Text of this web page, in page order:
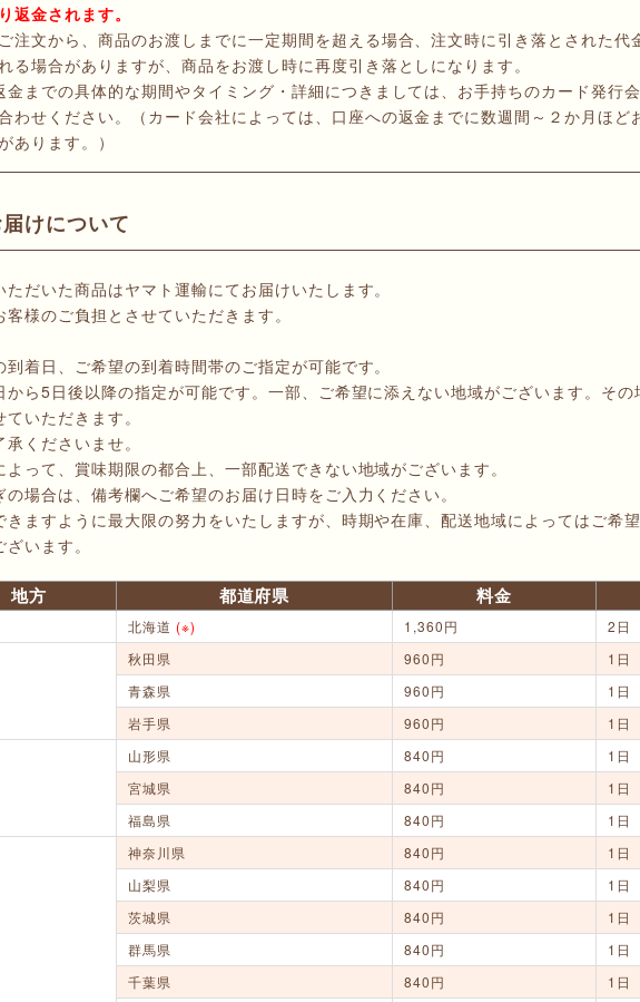
返金されます。
ご注文から、商品のお渡しまでに一定期間を超える場合、注文時に引き落とされた代
る場合がありますが、商品をお渡し時に再度引き落としになります。
金までの具体的な期間やタイミング・詳細につきましては、お手持ちのカード発行
わせください。（カード会社によっては、口座への返金までに数週間～２か月ほど
あります。）
けについて
ただいた商品はヤマト運輸にてお届けいたします。
客様のご負担とさせていただきます。
到着日、ご希望の到着時間帯のご指定が可能です。
から5日後以降の指定が可能です。一部、ご希望に添えない地域がございます。そ
いただきます。
くださいませ。
よって、賞味期限の都合上、一部配送できない地域がございます。
の場合は、備考欄へご希望のお届け日時をご入力ください。
きますように最大限の努力をいたしますが、時期や在庫、配送地域によってはご希
います。
地方 都道府県 料金
北海道 (※) 1,360円
2日
秋田県 960円
1日
青森県
960円
1日
岩手県
960円
1日
山形県 840円
1日
宮城県
840円
1日
福島県
840円
1日
神奈川県 840円
1日
山梨県
840円
1日
茨城県
840円
1日
群馬県
840円
1日
千葉県
840円
1日